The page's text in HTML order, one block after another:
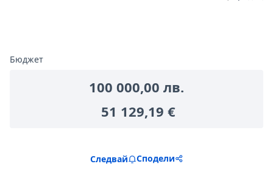
Бюджет
100 000,00 лв.
51 129,19 €
Следвай Сподели